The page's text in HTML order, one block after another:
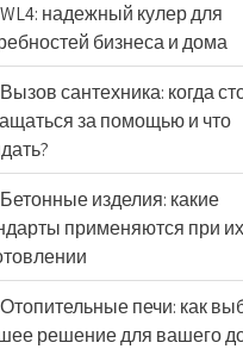
WL4: надежный кулер для
бизнеса и дома
Вызов сантехника: когда
за помощью и что
Бетонные изделия: какие
применяются при их
Отопительные печи: как
решение для вашего